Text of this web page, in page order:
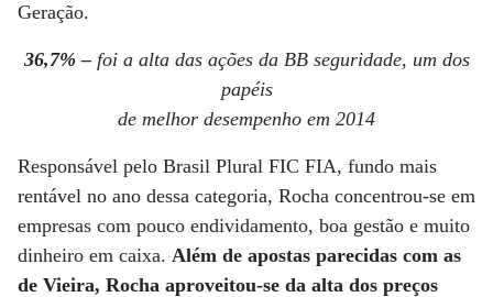
Geração.
36,7% –foi a alta das ações da BB seguridade, um dos
papéis
de melhor desempenho em 2014
Responsável pelo Brasil Plural FIC FIA, fundo mais
rentável no ano dessa categoria, Rocha concentrou-se em
empresas com pouco endividamento, boa gestão e muito
dinheiro em caixa. Além de apostas parecidas com as
de Vieira, Rocha aproveitou-se da alta dos preços